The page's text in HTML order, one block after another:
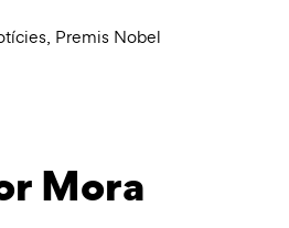
, Premis Nobel
Mora